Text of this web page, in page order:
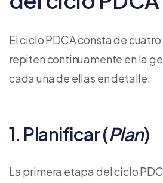
El ciclo PDCA consta de
repiten continuamente en la
cada una de ellas en detalle:
1. Planificar (Plan)
La primera etapa del ciclo